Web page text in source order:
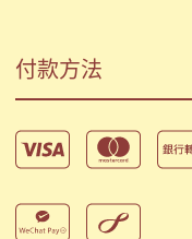
付款方法